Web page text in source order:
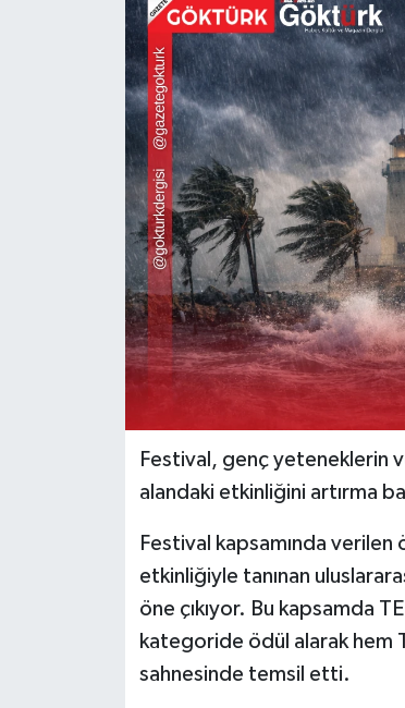
Festival, genç yeteneklerin
alandaki etkinliğini artırma
Festival kapsamında
etkinliğiyle tanınan
öne çıkıyor. Bu kapsamda
kategoride ödül alarak hem
sahnesinde temsil etti.
KEMERBURGAZ
KÜLTÜR - SANAT
MAGAZİN
ÖZEL HABER
SAĞLIK
TEKNOLOJİ
TİCARET